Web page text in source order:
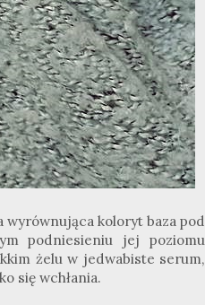
wyrównująca koloryt baza pod
podniesieniu jej poziomu
żelu w jedwabiste serum,
się wchłania.